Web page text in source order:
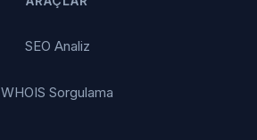
SEO Analiz
WHOIS Sorgulama